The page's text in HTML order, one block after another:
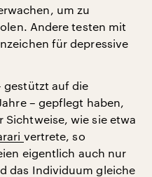
um zu
Andere testen mit
für depressive
gestützt auf die
– gepflegt haben,
Sichtweise, wie sie etwa
vertrete, so
eigentlich auch nur
das Individuum gleiche